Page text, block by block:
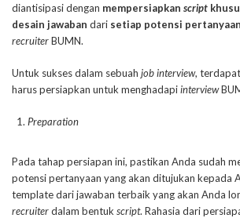
diantisipasi dengan mempersiapkan script
desain jawaban dari setiap potensi pertanyaan
recruiterBUMN.
Untuk sukses dalam sebuah job interview,
harus persiapkan untuk menghadapiinterview
Preparation
Pada tahap persiapan ini, pastikan Anda sudah
potensi pertanyaan yang akan ditujukan kepada
template dari jawaban terbaik yang akan Anda
recruiterdalam bentuk script. Rahasia dari